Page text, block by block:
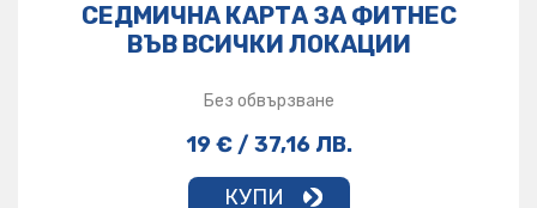
СЕДМИЧНА КАРТА ЗА ФИТНЕС
ВЪВ ВСИЧКИ ЛОКАЦИИ
Без обвързване
19 € / 37,16 ЛВ.
КУПИ